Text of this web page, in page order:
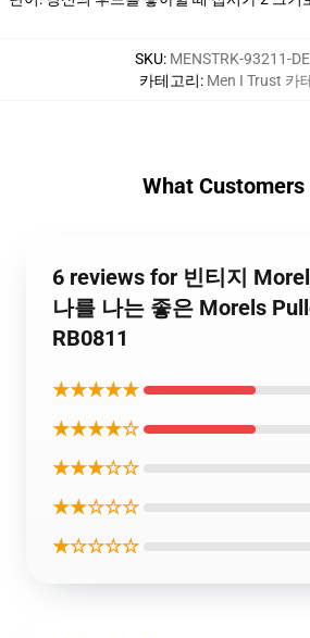
SKU: MENSTRK-93211-
카테고리: Men I Trust 카
What Customers
6 reviews for 빈티지
나를 나는 좋은 Morels
RB0811
★★★★★
★★★★☆
★★★☆☆
★★☆☆☆
★☆☆☆☆